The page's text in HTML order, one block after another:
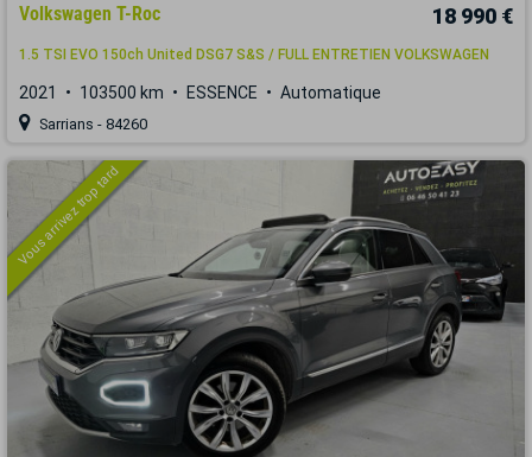
Volkswagen T-Roc 18 990 €
1.5 TSI EVO 150ch United DSG7 S&S / FULL ENTRETIEN VOLKSWAGEN
2021 103500 km ESSENCE Automatique
Sarrians - 84260
Vous arrivez trop tard